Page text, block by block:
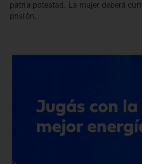
patria potestad. La mujer deberá
prisión.